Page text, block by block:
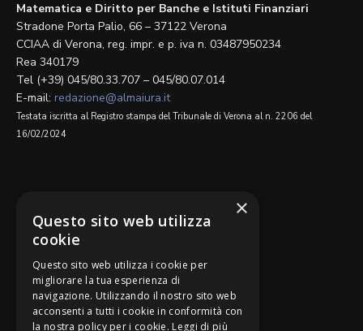
Matematica e Diritto per Banche e Istituti Finanziari
Stradone Porta Palio, 66 – 37122 Verona
CCIAA di Verona, reg. impr. e p. iva n. 03487950234
Rea 340179
Tel (+39) 045/80.33.707 – 045/80.07.014
E-mail: redazione@almaiura.it
Testata iscritta al Registro stampa del Tribunale di Verona al n. 2206 del
16/02/2024
Be Bankers è ideato da
×
Questo sito web utilizza
cookie
Questo sito web utilizza i cookie per
migliorare la tua esperienza di
navigazione. Utilizzando il nostro sito web
acconsenti a tutti i cookie in conformità con
la nostra policy per i cookie. Leggi di più